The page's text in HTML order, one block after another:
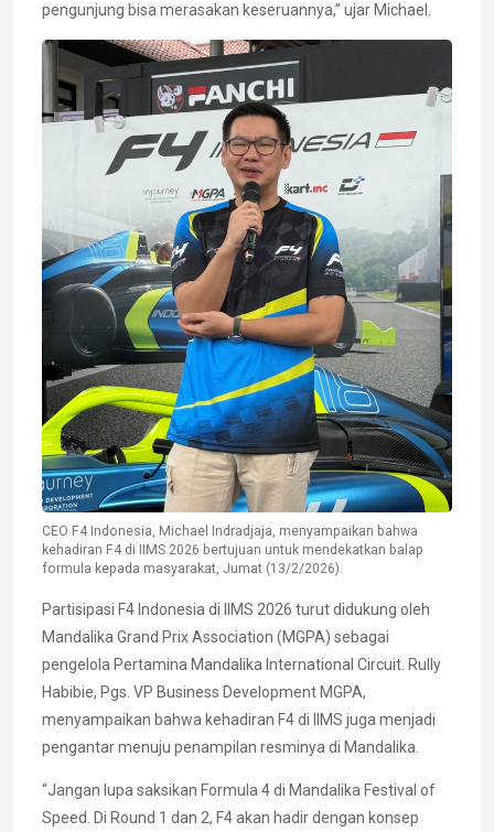
pengunjung bisa merasakan keseruannya,” ujar Michael.
CEO F4 Indonesia, Michael Indradjaja, menyampaikan bahwa
kehadiran F4 di IIMS 2026 bertujuan untuk mendekatkan balap
formula kepada masyarakat, Jumat (13/2/2026).
Partisipasi F4 Indonesia di IIMS 2026 turut didukung oleh
Mandalika Grand Prix Association (MGPA) sebagai
pengelola Pertamina Mandalika International Circuit. Rully
Habibie, Pgs. VP Business Development MGPA,
menyampaikan bahwa kehadiran F4 di IIMS juga menjadi
pengantar menuju penampilan resminya di Mandalika.
“Jangan lupa saksikan Formula 4 di Mandalika Festival of
Speed. Di Round 1 dan 2, F4 akan hadir dengan konsep